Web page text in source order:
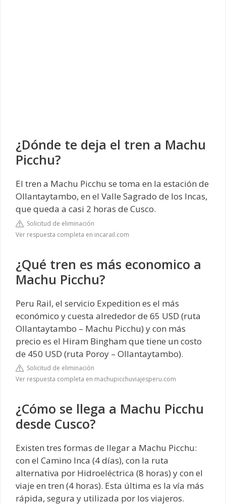
¿Dónde te deja el tren a Machu
Picchu?
El tren a Machu Picchu se toma en la estación de
Ollantaytambo, en el Valle Sagrado de los Incas,
que queda a casi 2 horas de Cusco.
Solicitud de eliminación
Ver respuesta completa en incarail.com
¿Qué tren es más economico a
Machu Picchu?
Peru Rail, el servicio Expedition es el más
económico y cuesta alrededor de 65 USD (ruta
Ollantaytambo – Machu Picchu) y con más
precio es el Hiram Bingham que tiene un costo
de 450 USD (ruta Poroy – Ollantaytambo).
Solicitud de eliminación
Ver respuesta completa en machupicchuviajesperu.com
¿Cómo se llega a Machu Picchu
desde Cusco?
Existen tres formas de llegar a Machu Picchu:
con el Camino Inca (4 días), con la ruta
alternativa por Hidroeléctrica (8 horas) y con el
viaje en tren (4 horas). Esta última es la vía más
rápida, segura y utilizada por los viajeros.